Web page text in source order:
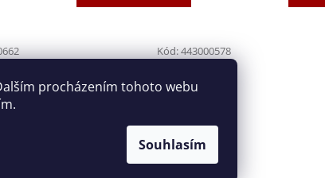
procházením tohoto webu
Souhlasím
Kód:443000578